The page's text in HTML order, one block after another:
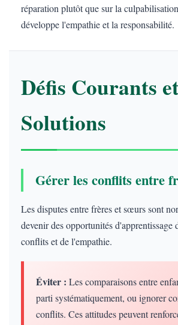
réparation plutôt que sur la
développe l'empathie et la responsabilité.
Défis Courants
Solutions
Gérer les conflits entre
Les disputes entre frères et sœurs sont
devenir des opportunités d'apprentissage
conflits et de l'empathie.
Éviter : Les comparaisons entre
parti systématiquement, ou ignorer
conflits. Ces attitudes peuvent